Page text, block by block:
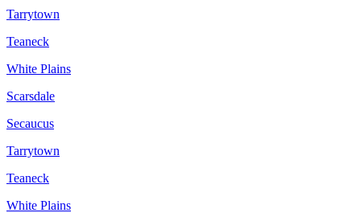
Tarrytown
Teaneck
White Plains
Scarsdale
Secaucus
Tarrytown
Teaneck
White Plains